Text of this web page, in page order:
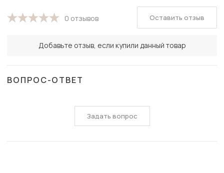
0 отзывов
Добавьте отзыв, если купили данный товар
Оставить отзыв
ВОПРОС-ОТВЕТ
Задать вопрос